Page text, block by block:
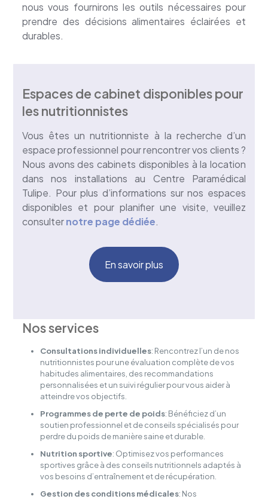
nous vous fournirons les outils nécessaires pour
prendre des décisions alimentaires éclairées et
durables.
Espaces de cabinet disponibles pour
les nutritionnistes
Vous êtes un nutritionniste à la recherche d’un
espace professionnel pour rencontrer vos clients ?
Nous avons des cabinets disponibles à la location
dans nos installations au Centre Paramédical
Tulipe. Pour plus d’informations sur nos espaces
disponibles et pour planifier une visite, veuillez
consulternotre page dédiée.
En savoir plus
Nos services
Consultations individuelles: Rencontrez l’un de nos
nutritionnistes pour une évaluation complète de vos
habitudes alimentaires, des recommandations
personnalisées et un suivi régulier pour vous aider à
atteindre vos objectifs.
Programmes de perte de poids: Bénéficiez d’un
soutien professionnel et de conseils spécialisés pour
perdre du poids de manière saine et durable.
Nutrition sportive: Optimisez vos performances
sportives grâce à des conseils nutritionnels adaptés à
vos besoins d’entraînement et de récupération.
Gestion des conditions médicales: Nos